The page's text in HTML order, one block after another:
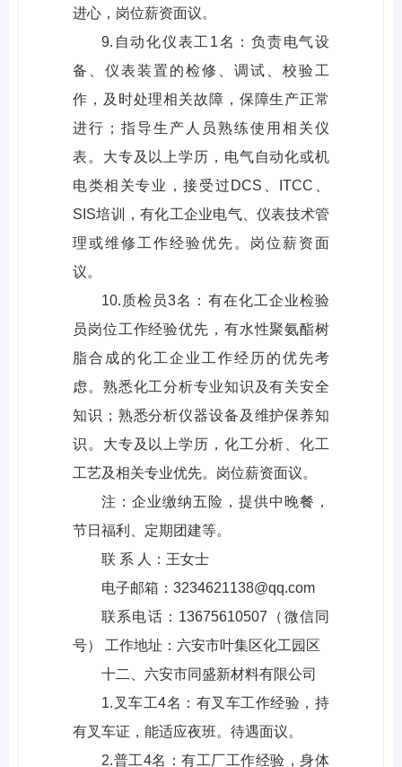
进心，岗位薪资面议。
9.自动化仪表工1名：负责电气设
备、仪表装置的检修、调试、校验工
作，及时处理相关故障，保障生产正常
进行；指导生产人员熟练使用相关仪
表。大专及以上学历，电气自动化或机
电类相关专业，接受过DCS、ITCC、
SIS培训，有化工企业电气、仪表技术管
理或维修工作经验优先。岗位薪资面
议。
10.质检员3名：有在化工企业检验
员岗位工作经验优先，有水性聚氨酯树
脂合成的化工企业工作经历的优先考
虑。熟悉化工分析专业知识及有关安全
知识；熟悉分析仪器设备及维护保养知
识。大专及以上学历，化工分析、化工
工艺及相关专业优先。岗位薪资面议。
注：企业缴纳五险，提供中晚餐，
节日福利、定期团建等。
联 系 人：王女士
电子邮箱：3234621138@qq.com
联系电话：13675610507（微信同
号） 工作地址：六安市叶集区化工园区
十二、六安市同盛新材料有限公司
1.叉车工4名：有叉车工作经验，持
有叉车证，能适应夜班。待遇面议。
2.普工4名：有工厂工作经验，身体